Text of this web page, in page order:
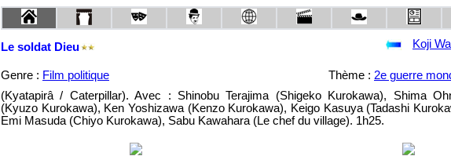
Le soldat Dieu Koji
Genre : Film politique Thème : 2e guerre
(Kyatapirâ / Caterpillar). Avec : Shinobu Terajima (Shigeko Kurokawa), Shima
(Kyuzo Kurokawa), Ken Yoshizawa (Kenzo Kurokawa), Keigo Kasuya (Tadashi
Emi Masuda (Chiyo Kurokawa), Sabu Kawahara (Le chef du village). 1h25.